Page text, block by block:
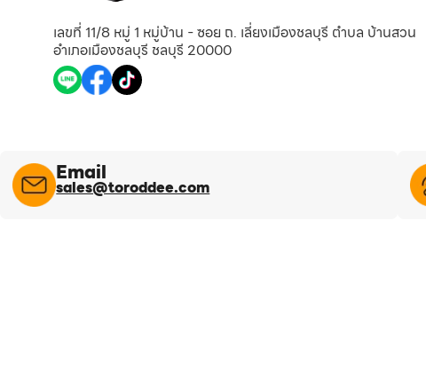
เลขที่ 11/8 หมู่ 1 หมู่บ้าน - ซอย ถ. เลี่ยงเมืองชลบุรี ตำบล บ้านสวน
อำเภอเมืองชลบุรี ชลบุรี 20000
Email
sales@toroddee.com